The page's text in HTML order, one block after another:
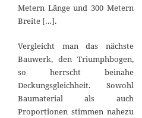
Metern Länge und 300 Metern
Breite […].
Vergleicht man das nächste
Bauwerk, den Triumphbogen,
so herrscht beinahe
Deckungsgleichheit. Sowohl
Baumaterial als auch
Proportionen stimmen nahezu